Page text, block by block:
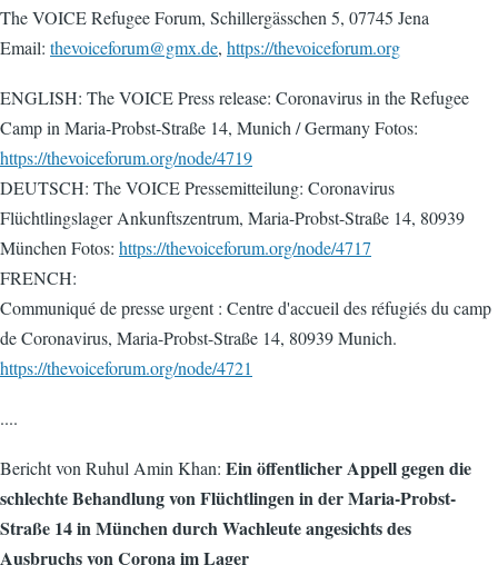
The VOICE Refugee Forum, Schillergässchen 5, 07745 Jena
Email: thevoiceforum@gmx.de, https://thevoiceforum.org
ENGLISH: The VOICE Press release: Coronavirus in the Refugee
Camp in Maria-Probst-Straße 14, Munich / Germany Fotos:
https://thevoiceforum.org/node/4719
DEUTSCH: The VOICE Pressemitteilung: Coronavirus
Flüchtlingslager Ankunftszentrum, Maria-Probst-Straße 14, 80939
München Fotos: https://thevoiceforum.org/node/4717
FRENCH:
Communiqué de presse urgent : Centre d'accueil des réfugiés du camp
de Coronavirus, Maria-Probst-Straße 14, 80939 Munich.
https://thevoiceforum.org/node/4721
....
Bericht von Ruhul Amin Khan: Ein öffentlicher Appell gegen die
schlechte Behandlung von Flüchtlingen in der Maria-Probst-
Straße 14 in München durch Wachleute angesichts des
Ausbruchs von Corona im Lager